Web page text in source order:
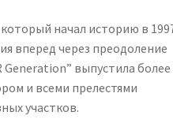
начал историю в
вперед через преодоление
выпустила более
и всеми прелестями
участков.